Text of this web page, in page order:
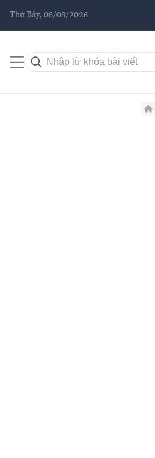
Thứ Bảy, 08/08/2026